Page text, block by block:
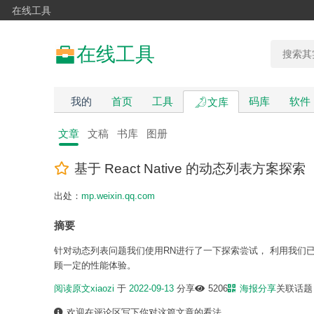
在线工具
在线工具
我的 首页 工具 文库 码库 软件
文章 文稿 书库 图册
基于 React Native 的动态列表方案探索
出处： mp.weixin.qq.com
摘要
针对动态列表问题我们使用RN进行了一下探索尝试， 利用我们
顾一定的性能体验。
阅读原文xiaozi 于 2022-09-13 分享 5206 海报分享关联话